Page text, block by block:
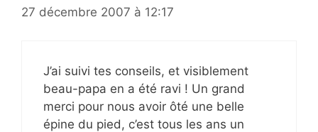
27 décembre 2007 à 12:17
J’ai suivi tes conseils, et visiblement
beau-papa en a été ravi ! Un grand
merci pour nous avoir ôté une belle
épine du pied, c’est tous les ans un